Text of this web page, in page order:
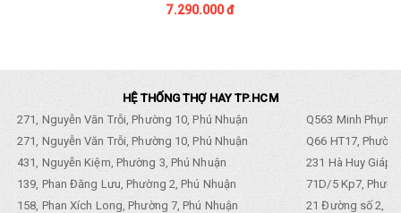
7.290.000 đ
HỆ THỐNG THỢ HAY TP.HCM
271, Nguyễn Văn Trỗi, Phường 10, Phú Nhuận
Q563 Minh
271, Nguyễn Văn Trỗi, Phường 10, Phú Nhuận
Q66 HT17,
431, Nguyễn Kiệm, Phường 3, Phú Nhuận
231 Hà Huy Giáp,
139, Phan Đăng Lưu, Phường 2, Phú Nhuận
71D/5 Kp7,
158, Phan Xích Long, Phường 7, Phú Nhuận
21 Đường số 2,